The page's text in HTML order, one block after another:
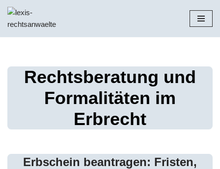
Zum
Inhalt
Rechtsberatung und
Formalitäten im
Erbrecht
Erbschein beantragen: Fristen,